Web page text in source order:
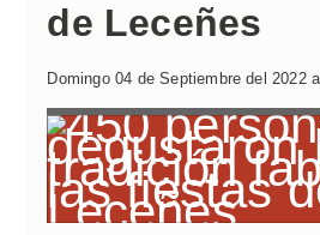
de Leceñes
Domingo 04 de Septiembre del 2022